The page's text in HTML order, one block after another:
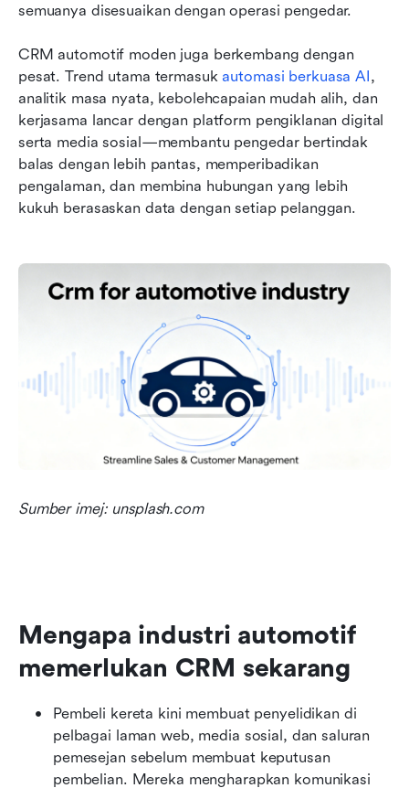
semuanya disesuaikan dengan operasi pengedar.
CRM automotif moden juga berkembang dengan
pesat. Trend utama termasuk automasi berkuasa AI,
analitik masa nyata, kebolehcapaian mudah alih, dan
kerjasama lancar dengan platform pengiklanan digital
serta media sosial—membantu pengedar bertindak
balas dengan lebih pantas, memperibadikan
pengalaman, dan membina hubungan yang lebih
kukuh berasaskan data dengan setiap pelanggan.
Sumber imej: unsplash.com
Mengapa industri automotif
memerlukan CRM sekarang
Pembeli kereta kini membuat penyelidikan di
pelbagai laman web, media sosial, dan saluran
pemesejan sebelum membuat keputusan
pembelian. Mereka mengharapkan komunikasi